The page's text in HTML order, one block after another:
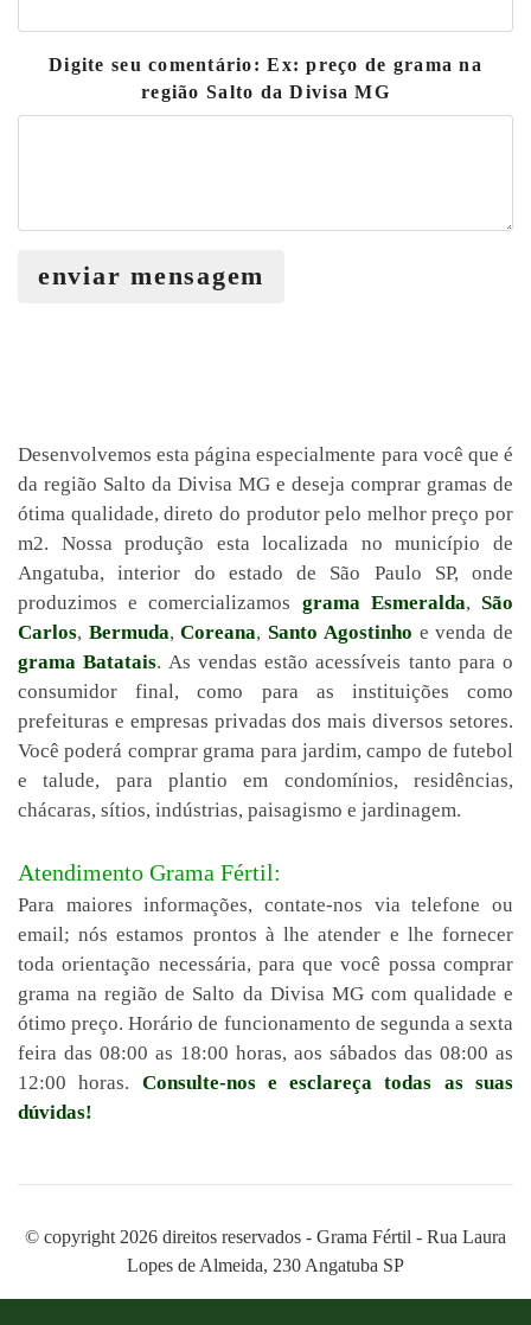
Digite seu comentário: Ex: preço de grama na
região Salto da Divisa MG
enviar mensagem
Desenvolvemos esta página especialmente para você que é
da região Salto da Divisa MG e deseja comprar gramas de
ótima qualidade, direto do produtor pelo melhor preço por
m2. Nossa produção esta localizada no município de
Angatuba, interior do estado de São Paulo SP, onde
produzimos e comercializamos grama Esmeralda,São
Carlos, Bermuda,Coreana,Santo Agostinho e venda de
grama Batatais. As vendas estão acessíveis tanto para o
consumidor final, como para as instituições como
prefeituras e empresas privadas dos mais diversos setores.
Você poderá comprar grama para jardim, campo de futebol
e talude, para plantio em condomínios, residências,
chácaras, sítios, indústrias, paisagismo e jardinagem.
Atendimento Grama Fértil:
Para maiores informações, contate-nos via telefone ou
email; nós estamos prontos à lhe atender e lhe fornecer
toda orientação necessária, para que você possa comprar
grama na região de Salto da Divisa MG com qualidade e
ótimo preço. Horário de funcionamento de segunda a sexta
feira das 08:00 as 18:00 horas, aos sábados das 08:00 as
12:00 horas. Consulte-nos e esclareça todas as suas
dúvidas!
© copyright 2026 direitos reservados - Grama Fértil - Rua Laura
Lopes de Almeida, 230 Angatuba SP